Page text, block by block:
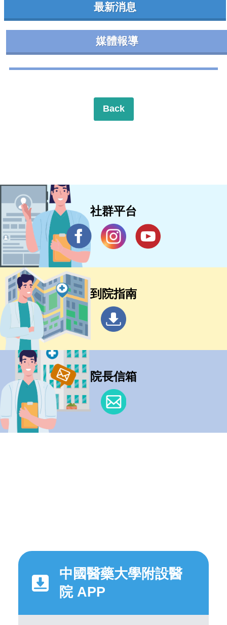
最新消息
媒體報導
Back
社群平台
到院指南
院長信箱
中國醫藥大學附設醫
院 APP